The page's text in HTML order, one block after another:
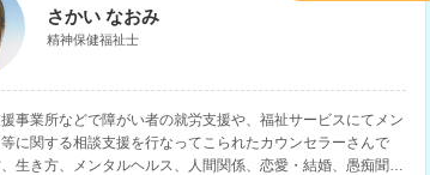
さかい なおみ
精神保健福祉士
事業所などで障がい者の就労支援や、福祉サービスにてメン
に関する相談支援を行なってこられたカウンセラーさんで
生き方、メンタルヘルス、人間関係、恋愛・結婚、愚痴聞